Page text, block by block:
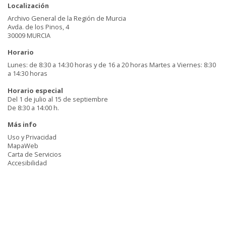
Localización
Archivo General de la Región de Murcia
Avda. de los Pinos, 4
30009 MURCIA
Horario
Lunes: de 8:30 a 14:30 horas y de 16 a 20 horas Martes a Viernes: 8:30
a 14:30 horas
Horario especial
Del 1 de julio al 15 de septiembre
De 8:30 a 14:00 h.
Más info
Uso y Privacidad
MapaWeb
Carta de Servicios
Accesibilidad